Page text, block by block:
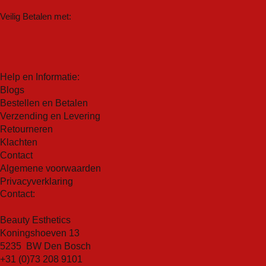
hyperpigmentatie
voorafgaand aan het begin van IPL/laser/peelings
talgconsistentie en een verhoogde uitbraakactiviteit.
verminderen en is ook ontstekingsremmend.
om een ongelijkmatige teint te verlichten en
hyperpigmentatie aan te pakken door in te werken op
meerdere stadia van melanogenese, zoals
signaaleiwitten, remming van tyrosinase en
vermindering van melanosoomrijping en -overdracht.
Help en Informatie:
Blogs
Bestellen en Betalen
Verzending en Levering
Retourneren
Klachten
Contact
Algemene voorwaarden
Privacyverklaring
Contact:
Beauty Esthetics
Koningshoeven 13
5235 BW Den Bosch
+31 (0)73 208 9101
Veilig Betalen met: